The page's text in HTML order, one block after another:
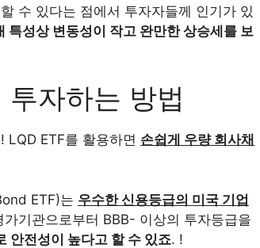
수 있다는 점에서 투자자들께 인기가 있
특성상 변동성이 작고 완만한 상승세를 보
자하는 방법
LQD ETF를 활용하면 손쉽게 우량 회사채
ETF)는 우수한 신용등급의 미국 기업
가기관으로부터 BBB- 이상의 투자등급을
안전성이 높다고 할 수 있죠. !